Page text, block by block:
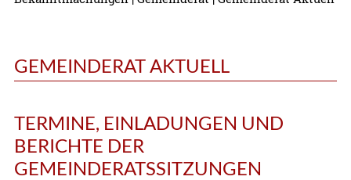
GEMEINDERAT AKTUELL
TERMINE, EINLADUNGEN UND
BERICHTE DER
GEMEINDERATSSITZUNGEN